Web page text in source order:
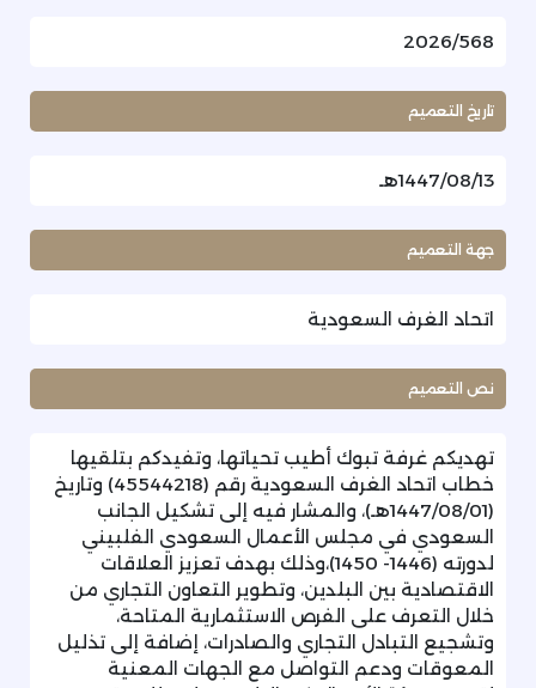
2026/568
تاريخ التعميم
1447/08/13هـ
جهة التعميم
اتحاد الغرف السعودية
نص التعميم
تهديكم غرفة تبوك أطيب تحياتها، وتفيدكم بتلقيها
خطاب اتحاد الغرف السعودية رقم (45544218) وتاريخ
(1447/08/01هـ)، والمشار فيه إلى تشكيل الجانب
السعودي في مجلس الأعمال السعودي الفلبيني
لدورته (1446- 1450)،وذلك بهدف تعزيز العلاقات
الاقتصادية بين البلدين، وتطوير التعاون التجاري من
خلال التعرف على الفرص الاستثمارية المتاحة،
وتشجيع التبادل التجاري والصادرات، إضافة إلى تذليل
المعوقات ودعم التواصل مع الجهات المعنية